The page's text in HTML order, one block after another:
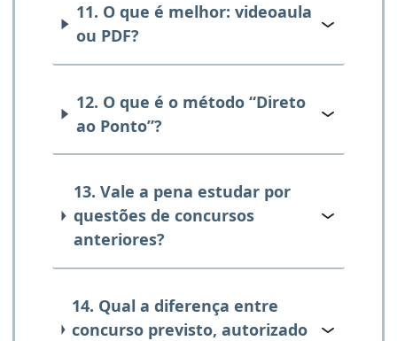
11. O que é melhor: videoaula
ou PDF?
12. O que é o método “Direto
ao Ponto”?
13. Vale a pena estudar por
questões de concursos
anteriores?
14. Qual a diferença entre
concurso previsto, autorizado